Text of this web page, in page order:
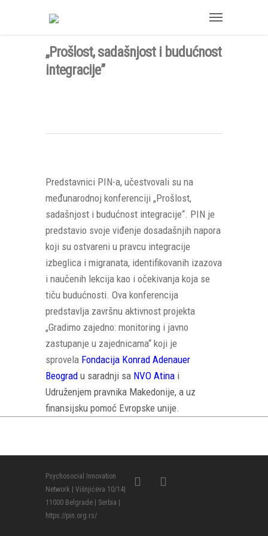
,,Prošlost, sadašnjost i budućnost
integracije”
Predstavnici PIN-a, učestvovali su na
međunarodnoj konferenciji „Prošlost,
sadašnjost i budućnost integracije“. PIN je
predstavio svoje viđenje dosadašnjih napora
koji su ostvareni u pravcu integracije
izbeglica i migranata, identifikovanih izazova
i naučenih lekcija kao i očekivanja koja se
tiču budućnosti. Ova konferencija
predstavlja završnu aktivnost projekta
„Gradimo zajedno: monitoring i javno
zastupanje u zajednicama“ koji je
sprovela Fondacija Konrad Adenauer
Beograd u saradnji sa NVO Atina i
Udruženjem pravnika Makedonije, a uz
finansijsku pomoć Evropske unije.
Psychosocial Innovation
Network | Višnjićeva 10/14|
11000 Belgrade | Serbia |
https://pin.org.rs/